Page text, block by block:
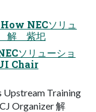
NECソリュ
解 紫圯
ソリューショ
Chair
Upstream Training
Organizer 解